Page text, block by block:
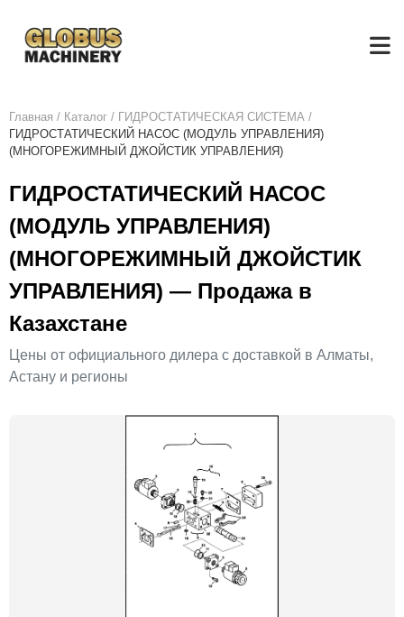
Главная / Каталог / ГИДРОСТАТИЧЕСКАЯ СИСТЕМА /
ГИДРОСТАТИЧЕСКИЙ НАСОС (МОДУЛЬ УПРАВЛЕНИЯ)
(МНОГОРЕЖИМНЫЙ ДЖОЙСТИК УПРАВЛЕНИЯ)
ГИДРОСТАТИЧЕСКИЙ НАСОС
(МОДУЛЬ УПРАВЛЕНИЯ)
(МНОГОРЕЖИМНЫЙ ДЖОЙСТИК
УПРАВЛЕНИЯ) — Продажа в
Казахстане
Цены от официального дилера с доставкой в Алматы,
Астану и регионы